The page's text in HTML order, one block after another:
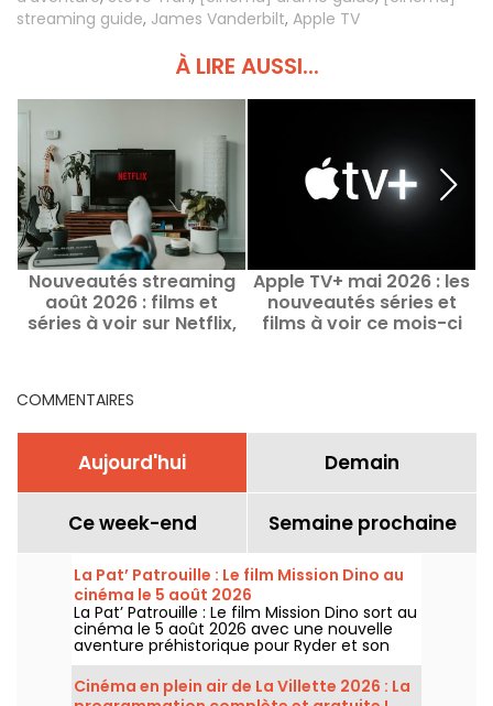
streaming guide, James Vanderbilt, Apple TV
À LIRE AUSSI...
Nouveautés streaming
août 2026 : films et
séries à voir sur Netflix,
Apple TV+ mai 2026 : les
nouveautés séries et
films à voir ce mois-ci
COMMENTAIRES
Aujourd'hui Demain
Ce week-end Semaine prochaine
La Pat’ Patrouille : Le film Mission Dino au
cinéma le 5 août 2026
La Pat’ Patrouille : Le film Mission Dino sort au
cinéma le 5 août 2026 avec une nouvelle
aventure préhistorique pour Ryder et son
équipe.
Cinéma en plein air de La Villette 2026 : La